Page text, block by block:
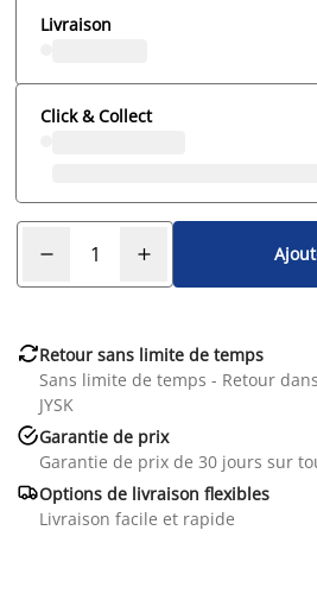
Livraison
Click & Collect
Retour sans limite de temps
Sans limite de temps - Retour
JYSK
Garantie de prix
Garantie de prix de 30 jours sur
Options de livraison flexibles
Livraison facile et rapide